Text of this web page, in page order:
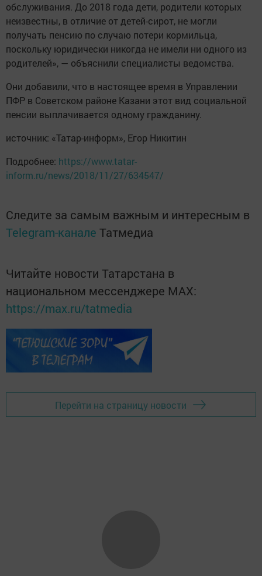
обслуживания. До 2018 года дети, родители которых
неизвестны, в отличие от детей-сирот, не могли
получать пенсию по случаю потери кормильца,
поскольку юридически никогда не имели ни одного из
родителей», — объяснили специалисты ведомства.
Они добавили, что в настоящее время в Управлении
ПФР в Советском районе Казани этот вид социальной
пенсии выплачивается одному гражданину.
источник: «Татар-информ», Егор Никитин
Подробнее: https://www.tatar-
inform.ru/news/2018/11/27/634547/
Следите за самым важным и интересным в
Telegram-канале Татмедиа
Читайте новости Татарстана в
национальном мессенджере MАХ:
https://max.ru/tatmedia
Перейти на страницу новости